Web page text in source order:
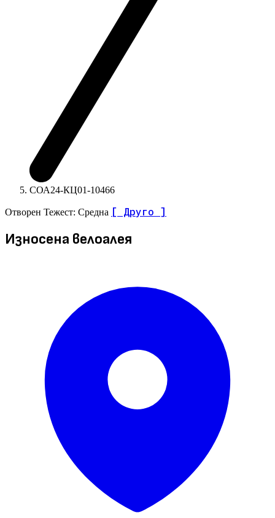
СОА24-КЦ01-10466
Отворен Тежест: Средна [ Друго ]
Износена велоалея